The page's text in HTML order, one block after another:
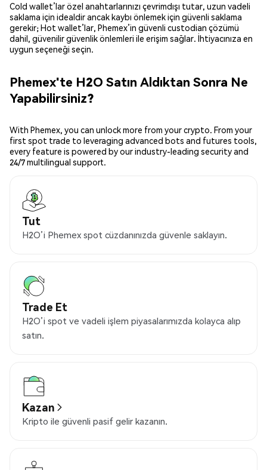
Cold wallet’lar özel anahtarlarınızı çevrimdışı tutar, uzun vadeli
saklama için idealdir ancak kaybı önlemek için güvenli saklama
gerekir; Hot wallet’lar, Phemex’in güvenli custodian çözümü
dahil, güvenilir güvenlik önlemleri ile erişim sağlar. İhtiyacınıza en
uygun seçeneği seçin.
Phemex'te H2O Satın Aldıktan Sonra Ne
Yapabilirsiniz?
With Phemex, you can unlock more from your crypto. From your
first spot trade to leveraging advanced bots and futures tools,
every feature is powered by our industry-leading security and
24/7 multilingual support.
Tut
H2O’i Phemex spot cüzdanınızda güvenle saklayın.
Trade Et
H2O’i spot ve vadeli işlem piyasalarımızda kolayca alıp
satın.
Kazan
Kripto ile güvenli pasif gelir kazanın.